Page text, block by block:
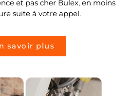
et pas cher Bulex, en moins
suite à votre appel.
savoir plus